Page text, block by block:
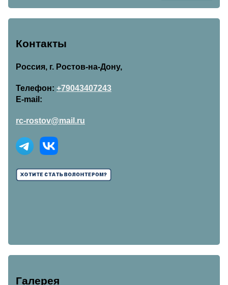
Контакты
Россия, г. Ростов-на-Дону,
Телефон: +79043407243
E-mail:
rc-rostov@mail.ru
Галерея